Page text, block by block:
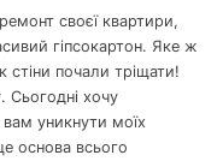
своєї квартири,
гіпсокартон. Яке ж
стіни почали тріщати!
хочу
уникнути моїх
основа всього